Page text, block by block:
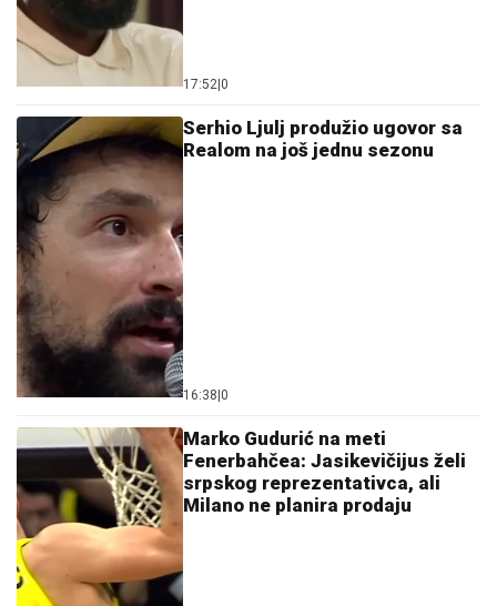
17:52|0
Serhio Ljulj produžio ugovor sa
Realom na još jednu sezonu
16:38|0
Marko Gudurić na meti
Fenerbahčea: Jasikevičijus želi
srpskog reprezentativca, ali
Milano ne planira prodaju